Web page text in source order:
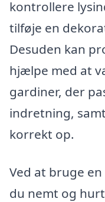
kontrollere
tilføje en
Desuden kan
hjælpe med at
gardiner, der
indretning,
korrekt op.
Ved at bruge
du nemt og